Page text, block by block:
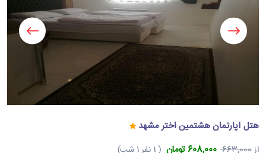
هتل آپارتمان هشتمین اختر مشهد
از663,000 608,000 تومان ( 1 نفر 1 شب)